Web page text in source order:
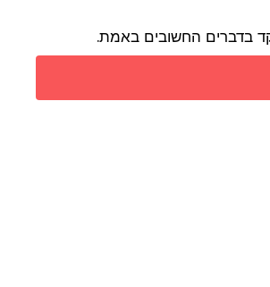
בדברים החשובים באמת.